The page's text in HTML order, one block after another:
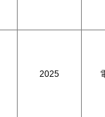
2025